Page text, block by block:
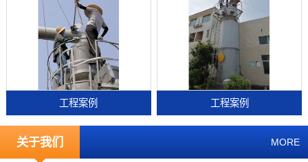
工程案例 工程案例
关于我们 MORE